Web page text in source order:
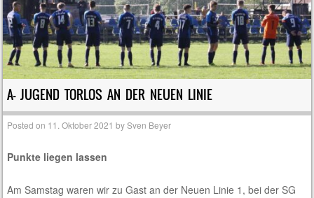
A- JUGEND TORLOS AN DER NEUEN LINIE
Posted on 11. Oktober 2021 bySven Beyer
Punkte liegen lassen
Am Samstag waren wir zu Gast an der Neuen Linie 1, bei der SG